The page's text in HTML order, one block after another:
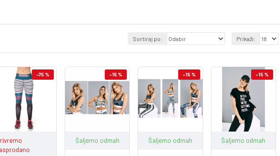
Sortiraj po: Prikaži:
-75 % -15 %
Šaljemo odmah
-15 %
Šaljemo odmah
-15 %
Šaljemo odmah